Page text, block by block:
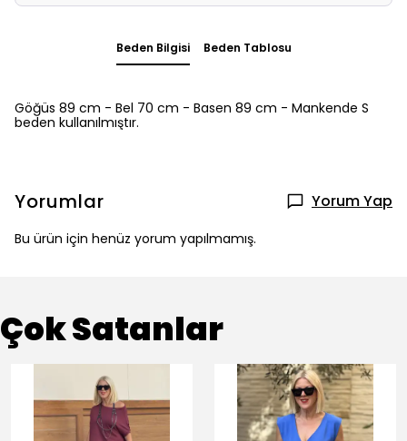
Beden Bilgisi Beden Tablosu
Göğüs 89 cm - Bel 70 cm - Basen 89 cm - Mankende S
beden kullanılmıştır.
Yorumlar Yorum Yap
Bu ürün için henüz yorum yapılmamış.
Çok Satanlar